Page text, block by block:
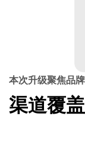
本次升级聚焦品
渠道覆